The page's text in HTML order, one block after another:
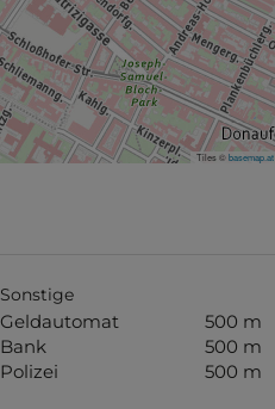
Tiles ©basemap.at
Sonstige
Geldautomat
500 m
Bank
500 m
Polizei
500 m